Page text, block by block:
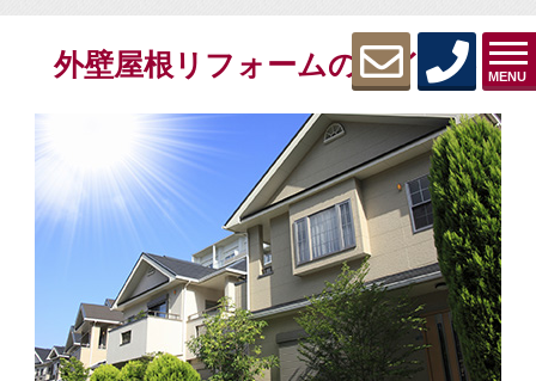
MENU
外壁屋根リフォームのポイント